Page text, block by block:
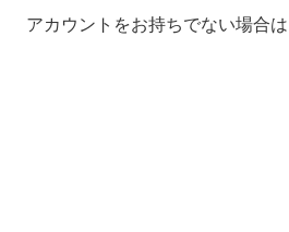
アカウントをお持ちでない場合は